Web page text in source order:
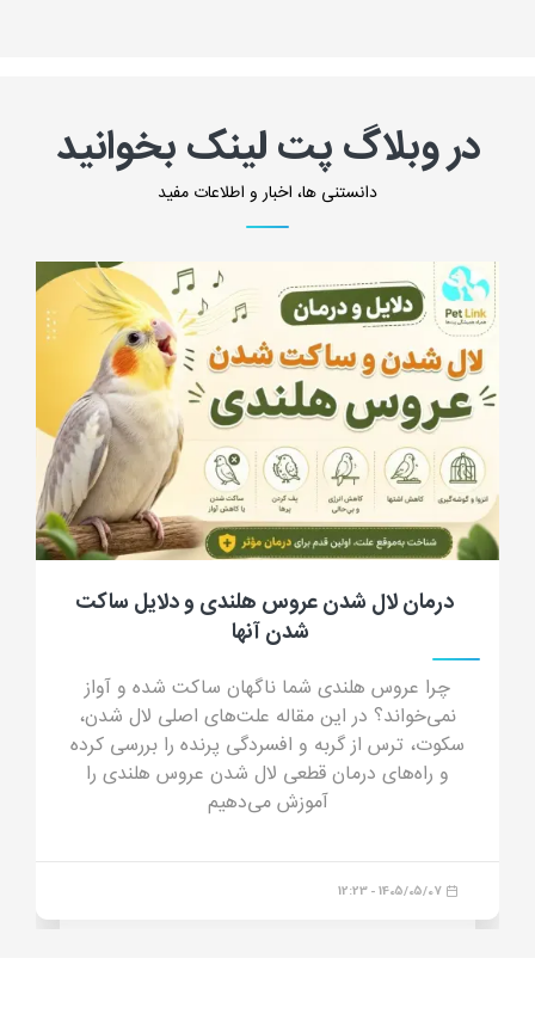
در وبلاگ پت لینک بخوانید
دانستنی ها، اخبار و اطلاعات مفید
جرب گوش گربه؛ علائم، علت، تشخیص، درمان
و پیشگیری از کنه گوش گربه
جرب گوش گربه چیست؟ در این مقاله جامع با علائم
جرب گوش (ترشحات شبیه پودر قهوه)، دلایل انتقال،
خطرات درمان خانگی و داروهای مدرن درمان قطعی
آشنا شوید.
1405/04/23 - 16:44